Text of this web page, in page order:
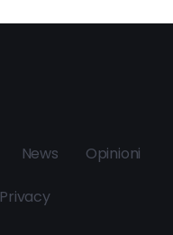
News Opinioni
Privacy